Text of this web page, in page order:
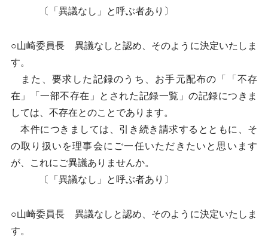
〔「異議なし」と呼ぶ者あり〕
○山崎委員長 異議なしと認め、そのように決定いたしま
す。
また、要求した記録のうち、お手元配布の「「不存
在」「一部不存在」とされた記録一覧」の記録につきま
しては、不存在とのことであります。
本件につきましては、引き続き請求するとともに、そ
の取り扱いを理事会にご一任いただきたいと思います
が、これにご異議ありませんか。
〔「異議なし」と呼ぶ者あり〕
○山崎委員長 異議なしと認め、そのように決定いたしま
す。